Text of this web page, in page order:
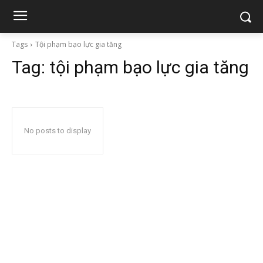
Tags Tội phạm bạo lực gia tăng
Tag: tội phạm bạo lực gia tăng
No posts to display